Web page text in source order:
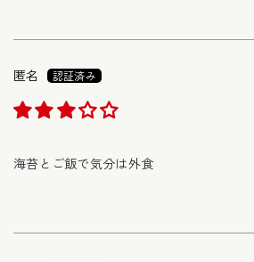
匿名
海苔とご飯で気分は外食